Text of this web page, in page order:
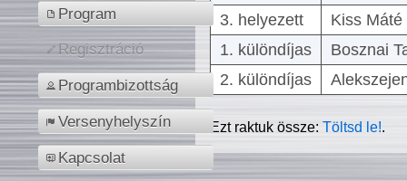
Program
Regisztráció
Programbizottság
Versenyhelyszín
Kapcsolat
3. helyezett
Kiss
1. különdíjas
Bosznai
2. különdíjas
Ezt raktuk össze:Töltsd le!.